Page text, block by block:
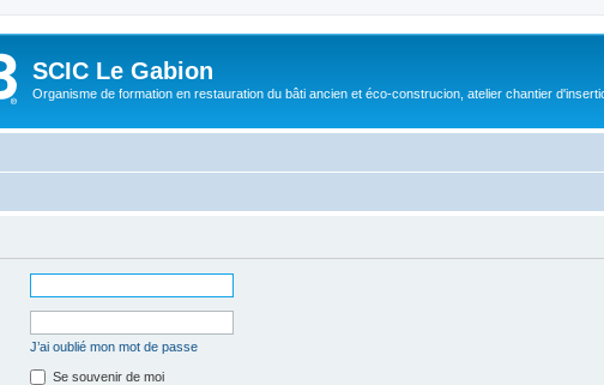
SCIC Le Gabion
Organisme de formation en restauration du bâti ancien et éco-construcion, atelier chantier
J’ai oublié mon mot de passe
Se souvenir de moi